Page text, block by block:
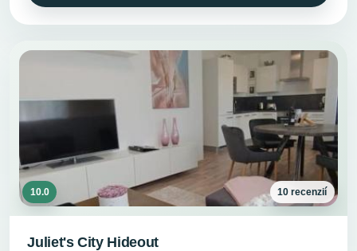
10.0 10 recenzií
Juliet's City Hideout